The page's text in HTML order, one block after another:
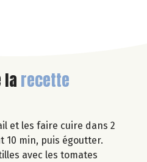
larecette
et les faire cuire dans 2
10 min, puis égoutter.
avec les tomates